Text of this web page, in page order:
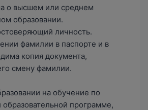
о высшем или среднем
образовании.
личность.
фамилии в паспорте и в
копия документа,
смену фамилии.
на обучение по
программе,